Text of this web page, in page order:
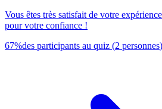
Vous êtes très satisfait de votre
pour votre confiance !
67%des participants au quiz (2 personnes)